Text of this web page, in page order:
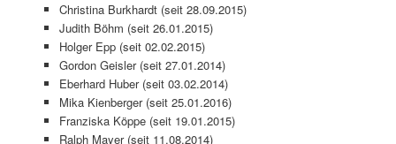
Christina Burkhardt (seit 28.09.2015)
Judith Böhm (seit 26.01.2015)
Holger Epp (seit 02.02.2015)
Gordon Geisler (seit 27.01.2014)
Eberhard Huber (seit 03.02.2014)
Mika Kienberger (seit 25.01.2016)
Franziska Köppe (seit 19.01.2015)
Ralph Mayer (seit 11.08.2014)